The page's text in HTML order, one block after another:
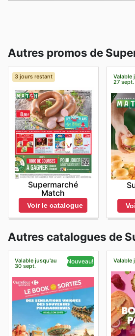
Autres promos de
3 jours restant
Supermarché
Match
Voir le catalogue
Valable
27 sept.
Autres catalogues de
Valable jusqu'au
30 sept.
Nouveau! Valable